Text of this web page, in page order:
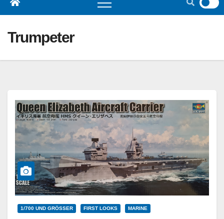
Trumpeter
1/700 UND GRÖSSER FIRST LOOKS MARINE